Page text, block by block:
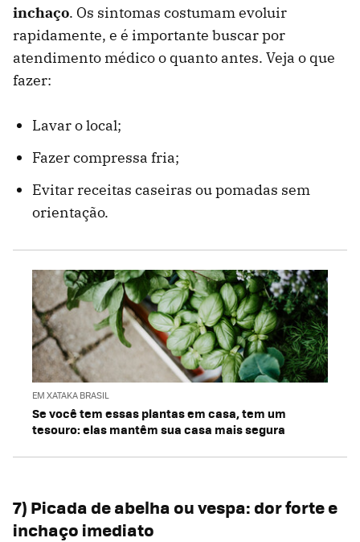
inchaço. Os sintomas costumam evoluir
rapidamente, e é importante buscar por
atendimento médico o quanto antes. Veja o que
fazer:
Lavar o local;
Fazer compressa fria;
Evitar receitas caseiras ou pomadas sem
orientação.
EM XATAKA BRASIL
Se você tem essas plantas em casa, tem um
tesouro: elas mantêm sua casa mais segura
7) Picada de abelha ou vespa: dor forte e
inchaço imediato